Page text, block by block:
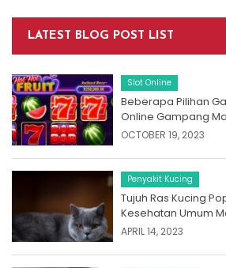
LATEST BLOG POST LIST
Slot Online
Beberapa Pilihan
Online Gampang
OCTOBER 19, 2023
Penyakit Kucing
Tujuh Ras Kucing
Kesehatan Umum
APRIL 14, 2023